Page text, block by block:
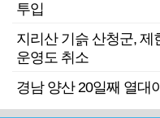
투입
지리산 기슭 산청군,
운영도 취소
경남 양산 20일째 열